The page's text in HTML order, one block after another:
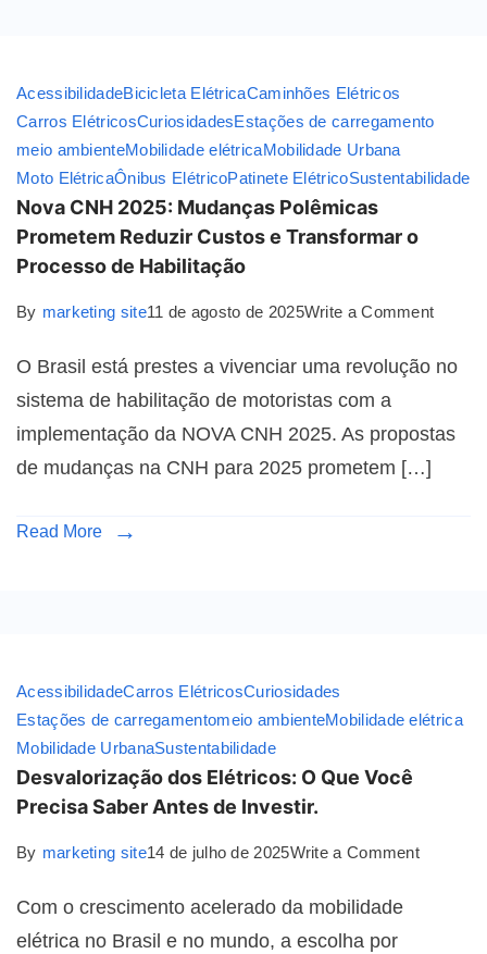
AcessibilidadeBicicleta ElétricaCaminhões Elétricos
Carros ElétricosCuriosidadesEstações de carregamento
meio ambienteMobilidade elétricaMobilidade Urbana
Moto ElétricaÔnibus ElétricoPatinete ElétricoSustentabilidade
Nova CNH 2025: Mudanças Polêmicas
Prometem Reduzir Custos e Transformar o
Processo de Habilitação
By marketing site11 de agosto de 2025Write a Comment
O Brasil está prestes a vivenciar uma revolução no
sistema de habilitação de motoristas com a
implementação da NOVA CNH 2025. As propostas
de mudanças na CNH para 2025 prometem […]
Read More
AcessibilidadeCarros ElétricosCuriosidades
Estações de carregamentomeio ambienteMobilidade elétrica
Mobilidade UrbanaSustentabilidade
Desvalorização dos Elétricos: O Que Você
Precisa Saber Antes de Investir.
By marketing site14 de julho de 2025Write a Comment
Com o crescimento acelerado da mobilidade
elétrica no Brasil e no mundo, a escolha por